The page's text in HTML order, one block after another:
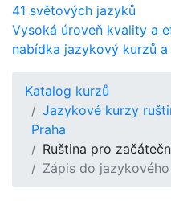
41 světových jazyků
Vysoká úroveň kvality a
nabídka jazykový kurzů a
Katalog kurzů
Jazykové kurzy
Praha
Ruština pro
Zápis do